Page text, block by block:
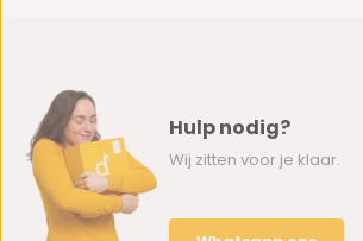
Hulp nodig?
Wij zitten voor je klaar.